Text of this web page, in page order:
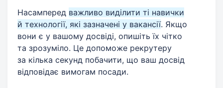
Насамперед важливо виділити ті навички
й технології, які зазначені у вакансії. Якщо
вони є у вашому досвіді, опишіть їх чітко
та зрозуміло. Це допоможе рекрутеру
за кілька секунд побачити, що ваш досвід
відповідає вимогам посади.